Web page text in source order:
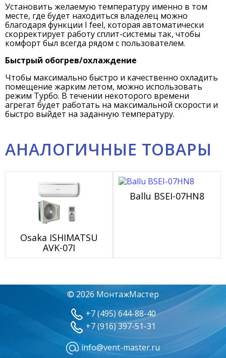
Установить желаемую температуру именно в том
месте, где будет находиться владелец можно
благодаря функции I feel, которая автоматически
скорректирует работу сплит-системы так, чтобы
комфорт был всегда рядом с пользователем.
Быстрый обогрев/охлаждение
Чтобы максимально быстро и качественно охладить
помещение жарким летом, можно использовать
режим Турбо. В течении некоторого времени
агрегат будет работать на максимальной скорости и
быстро выйдет на заданную температуру.
АНАЛОГИЧНЫЕ ТОВАРЫ
Osaka ISHIMATSU
AVK-07I
Ballu BSEI-07HN8
© 2026 МонтажМастер
+7 (495) 644-88-40
+7 (916) 397-51-31
info@vent-master.ru